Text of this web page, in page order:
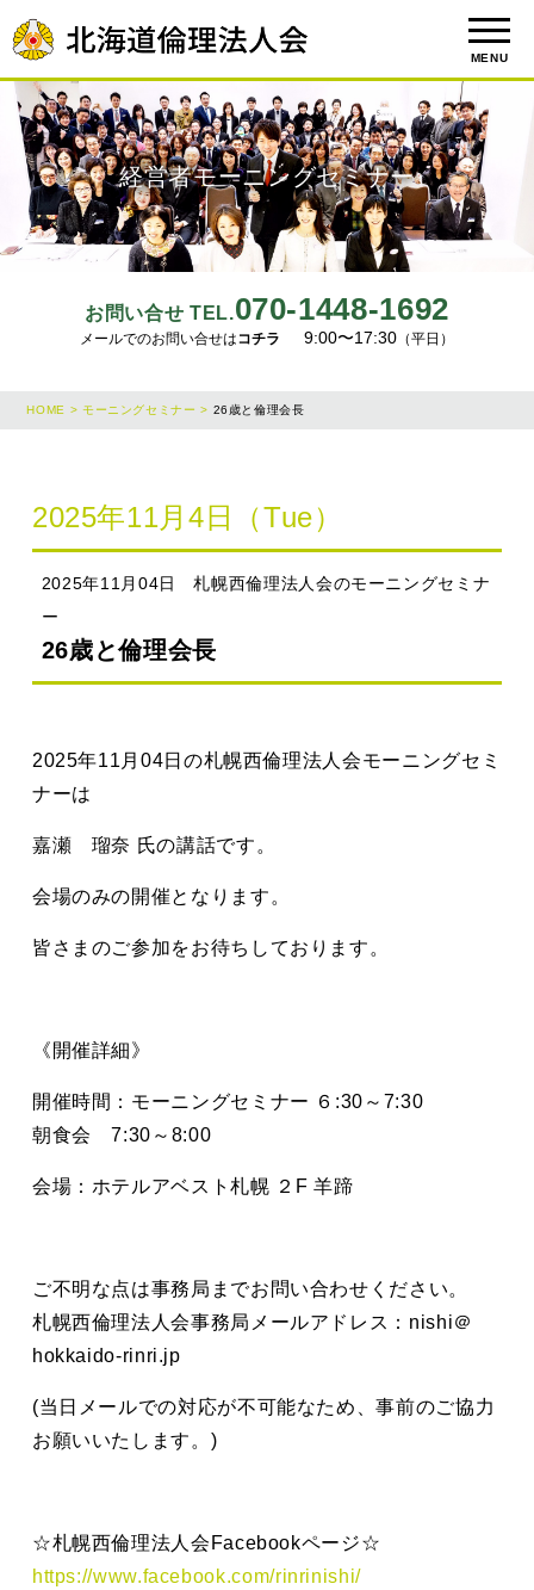
MENU
お問い合せ TEL.070-1448-1692
メールでのお問い合せはコチラ 9:00〜17:30 （平日）
経営者モーニングセミナー
HOME > モーニングセミナー > 26歳と倫理会長
2025年11月4日（Tue）
2025年11月04日 札幌西倫理法人会のモーニングセミナ
ー
26歳と倫理会長
2025年11月04日の札幌西倫理法人会モーニングセミ
ナーは
嘉瀬 瑠奈 氏の講話です。
会場のみの開催となります。
皆さまのご参加をお待ちしております。
《開催詳細》
開催時間：モーニングセミナー ６:30～7:30
朝食会 7:30～8:00
会場：ホテルアベスト札幌 ２F 羊蹄
ご不明な点は事務局までお問い合わせください。
札幌西倫理法人会事務局メールアドレス：nishi＠
hokkaido-rinri.jp
(当日メールでの対応が不可能なため、事前のご協力
お願いいたします。)
☆札幌西倫理法人会Facebookページ☆
https://www.facebook.com/rinrinishi/